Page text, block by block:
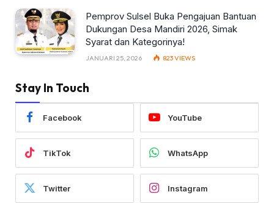
Pemprov Sulsel Buka Pengajuan Bantuan
Dukungan Desa Mandiri 2026, Simak
Syarat dan Kategorinya!
JANUARI 25, 2026 823VIEWS
Stay In Touch
Facebook YouTube
TikTok WhatsApp
Twitter Instagram